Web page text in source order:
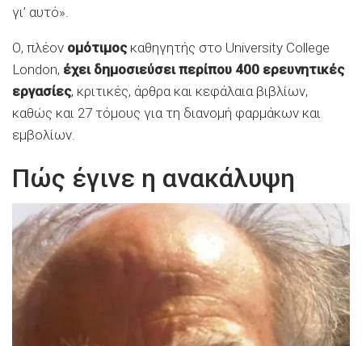
γι’ αυτό».
Ο, πλέον ομότιμοςκαθηγητής στο University College
London, έχει δημοσιεύσει περίπου 400 ερευνητικές
εργασίες, κριτικές, άρθρα και κεφάλαια βιβλίων,
καθώς και 27 τόμους για τη διανομή φαρμάκων και
εμβολίων.
Πώς έγινε η ανακάλυψη